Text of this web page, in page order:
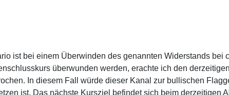
ist bei einem Überwinden des genannten Widerstands bei
überwunden werden, erachte ich den derzeitigen
In diesem Fall würde dieser Kanal zur bullischen
ist. Das nächste Kursziel befindet sich beim derzeitigen